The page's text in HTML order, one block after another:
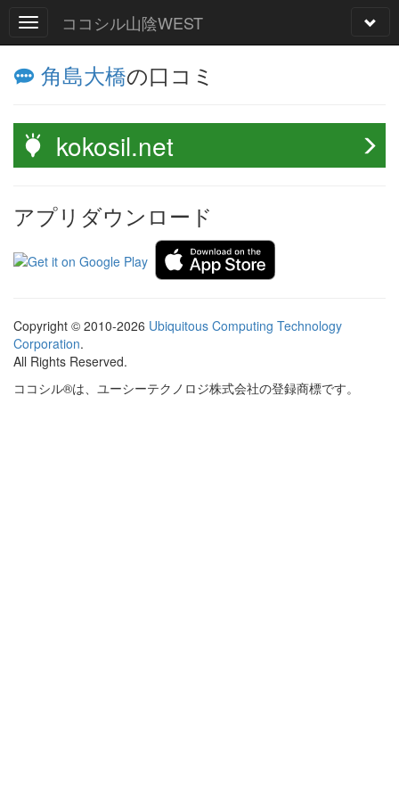
ココシル山陰WEST
角島大橋の口コミ
kokosil.net
アプリダウンロード
Copyright © 2010-2026 Ubiquitous Computing Technology
Corporation.
All Rights Reserved.
ココシル®は、ユーシーテクノロジ株式会社の登録商標です。